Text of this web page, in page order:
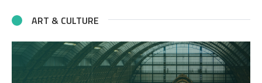
ART & CULTURE